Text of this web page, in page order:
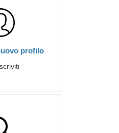
profilo